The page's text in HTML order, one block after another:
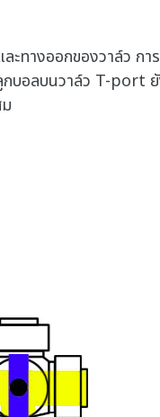
ะทางออกของวาล์ว ก
บอลบนวาล์ว T-port